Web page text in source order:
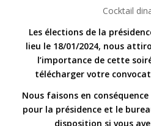
Cocktail
Les élections de la
lieu le 18/01/2024, nous
l’importance de cette
télécharger votre
Nous faisons en
pour la présidence et le
disposition si vous